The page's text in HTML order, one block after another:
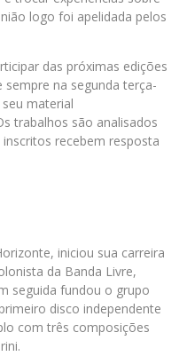
logo foi apelidada pelos
das próximas edições
sempre na segunda terça-
material
trabalhos são analisados
recebem resposta
iniciou sua carreira
da Banda Livre,
seguida fundou o grupo
disco independente
com três composições